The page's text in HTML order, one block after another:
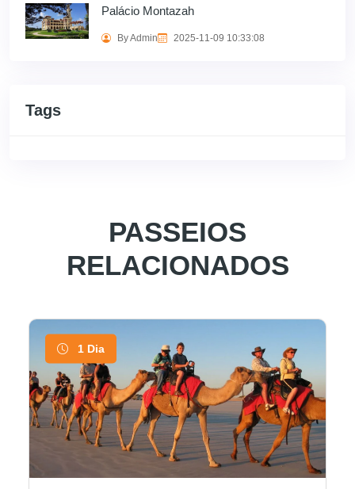
Palácio Montazah
By Admin 2025-11-09 10:33:08
Tags
PASSEIOS
RELACIONADOS
1 Dia